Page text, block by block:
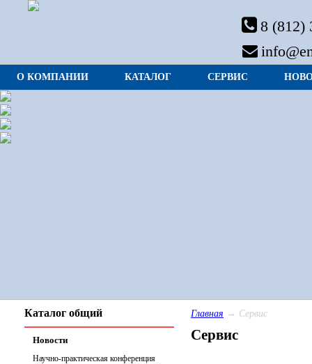
8 (812)
О КОМПАНИИ КАТАЛОГ СЕРВИС
Каталог общий
Новости
Научно-практическая конференция
Главная → Сервис
Сервис